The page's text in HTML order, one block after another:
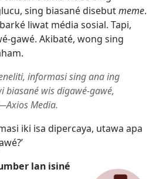
sing biasané disebutmeme.
liwat média sosial. Tapi,
gawé. Akibaté, wong sing
informasi sing ana ing
biasané wis digawé-gawé,
Media.
iki isa dipercaya, utawa apa
lan isiné